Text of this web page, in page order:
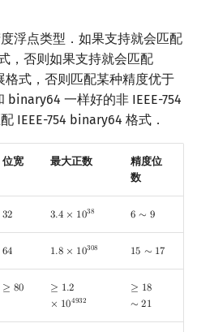
度浮点类型．如果支持就会匹配
，否则如果支持就会匹配
格式，否则匹配某种精度优于
一样好的非 IEEE-754
IEEE-754 binary64 格式．
位宽 最大正数
精度位
数
32
32 3.4 × 1038
3.4 ×1038 6 ∼ 9
6 ∼9
64
64 1.8 × 10308
1.8 ×10308 15 ∼ 17
15 ∼17
≥ 80
≥80 ≥ 1.2
× 104932
≥1.2×10 ≥ 18
∼ 21
≥18∼